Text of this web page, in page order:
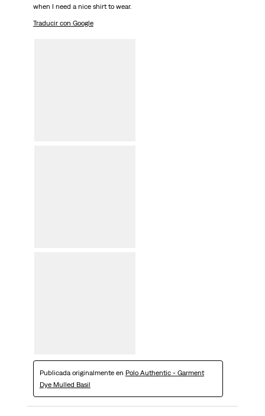
when I need a nice shirt to wear.
Traducir con Google
Publicada originalmente en Polo Authentic - Garment
Dye Mulled Basil